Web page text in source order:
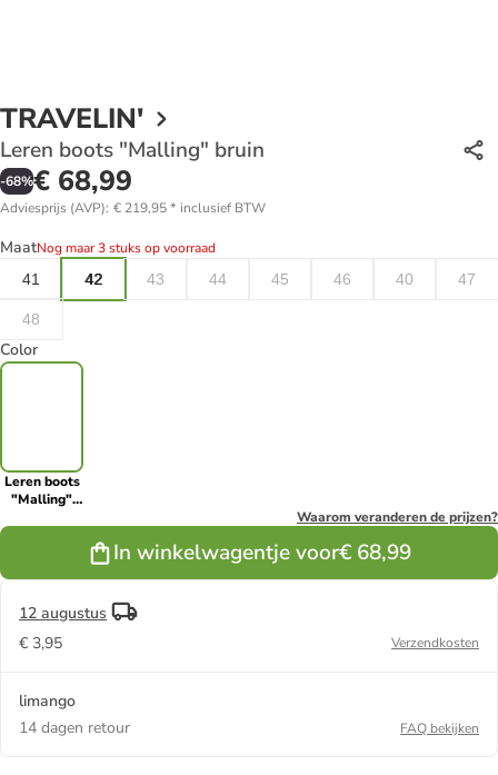
TRAVELIN'
Leren boots "Malling" bruin
-68%€ 68,99
Adviesprijs (AVP): € 219,95* inclusief BTW
MaatNog maar 3 stuks op voorraad
41
42 43 44 45 46 40 47
48
Color
Leren boots
"Malling"
Waarom veranderen de prijzen?
In winkelwagentje voor€ 68,99
12 augustus
€ 3,95
Verzendkosten
limango
14 dagen retour
FAQ bekijken